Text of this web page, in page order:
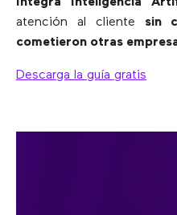
atención al cliente sin
cometieron otras
Descarga la guía gratis